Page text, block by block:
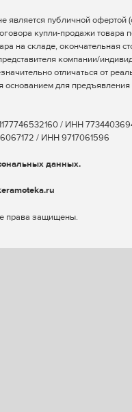
публичной офертой
купли-продажи товара
на складе, окончательная
компании/
отличаться от
основанием для
/ ИНН
/ ИНН 9717061596
данных.
права защищены.